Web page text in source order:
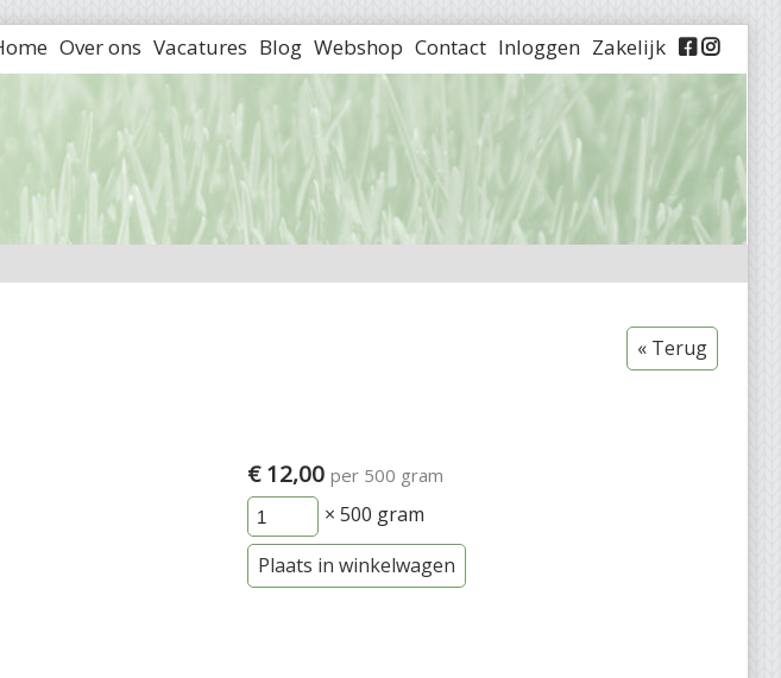


Zakelijk
Inloggen
Contact
Webshop
Blog
Vacatures
Over ons
« Terug
€ 12,00 per 500 gram
× 500 gram
Plaats in winkelwagen